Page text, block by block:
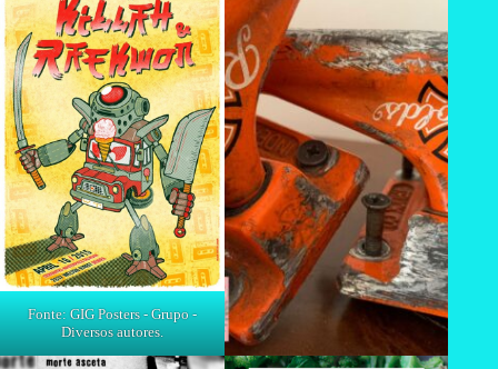
Fonte: GIG Posters - Grupo -
Diversos autores.